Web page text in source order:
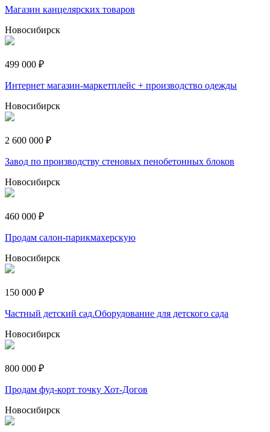
Магазин канцелярских товаров
Новосибирск
499 000 ₽
Интернет магазин-маркетплейс + производство одежды
Новосибирск
2 600 000 ₽
Завод по производству стеновых пенобетонных блоков
Новосибирск
460 000 ₽
Продам салон-парикмахерскую
Новосибирск
150 000 ₽
Частный детский сад.Оборудование для детского сада
Новосибирск
800 000 ₽
Продам фуд-корт точку Хот-Догов
Новосибирск